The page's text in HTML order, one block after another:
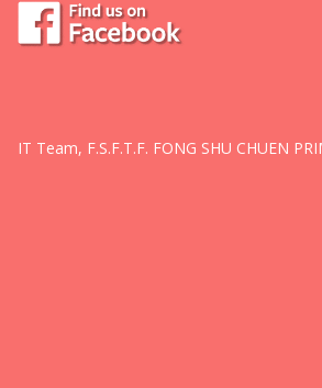
IT Team, F.S.F.T.F. FONG SHU CHUEN